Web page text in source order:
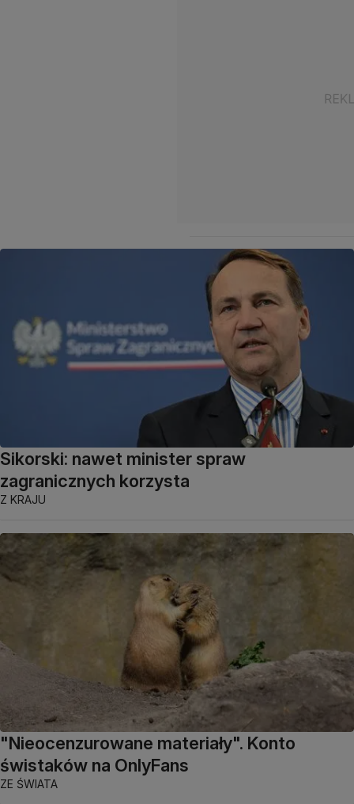
Sikorski: nawet minister spraw
zagranicznych korzysta
Z KRAJU
"Nieocenzurowane materiały". Konto
świstaków na OnlyFans
ZE ŚWIATA